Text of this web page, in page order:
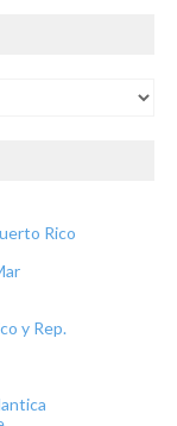
Rico
y Rep.